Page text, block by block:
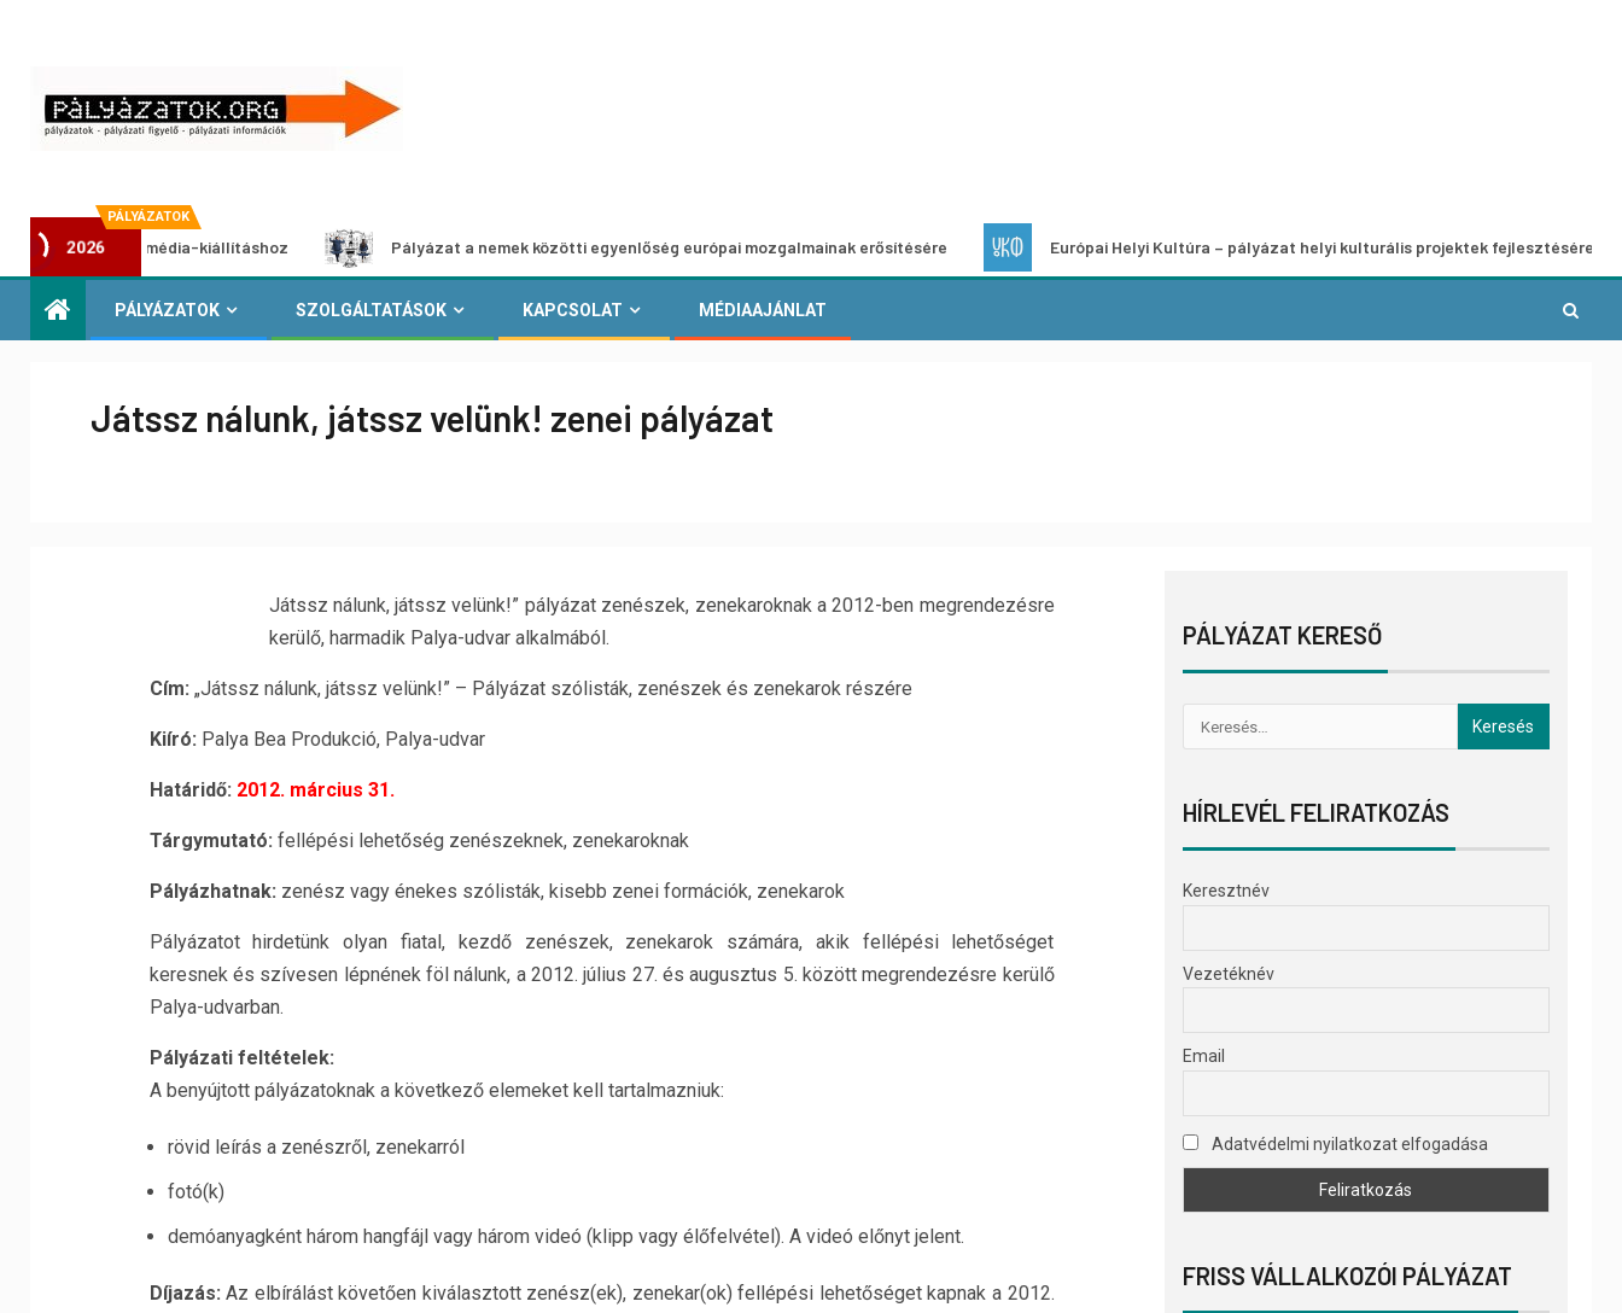
PÁLYÁZATOK
2026
multimédia-kiállításhoz Pályázat a nemek közötti egyenlőség európai mozgalmainak erősítésére Európai Helyi Kultúra – pályázat helyi kulturális projektek fejlesztésére
PÁLYÁZATOK SZOLGÁLTATÁSOK KAPCSOLAT MÉDIAAJÁNLAT
Játssz nálunk, játssz velünk! zenei pályázat
Játssz nálunk, játssz velünk!” pályázat zenészek, zenekaroknak a 2012-ben megrendezésre
kerülő, harmadik Palya-udvar alkalmából.
Cím: „Játssz nálunk, játssz velünk!” – Pályázat szólisták, zenészek és zenekarok részére
Kiíró: Palya Bea Produkció, Palya-udvar
Határidő: 2012. március 31.
Tárgymutató: fellépési lehetőség zenészeknek, zenekaroknak
Pályázhatnak: zenész vagy énekes szólisták, kisebb zenei formációk, zenekarok
Pályázatot hirdetünk olyan fiatal, kezdő zenészek, zenekarok számára, akik fellépési lehetőséget
keresnek és szívesen lépnének föl nálunk, a 2012. július 27. és augusztus 5. között megrendezésre kerülő
Palya-udvarban.
Pályázati feltételek:
A benyújtott pályázatoknak a következő elemeket kell tartalmazniuk:
rövid leírás a zenészről, zenekarról
fotó(k)
demóanyagként három hangfájl vagy három videó (klipp vagy élőfelvétel). A videó előnyt jelent.
Díjazás: Az elbírálást követően kiválasztott zenész(ek), zenekar(ok) fellépési lehetőséget kapnak a 2012.
PÁLYÁZAT KERESŐ
HÍRLEVÉL FELIRATKOZÁS
Keresztnév
Vezetéknév
Email
Adatvédelmi nyilatkozat elfogadása
FRISS VÁLLALKOZÓI PÁLYÁZAT